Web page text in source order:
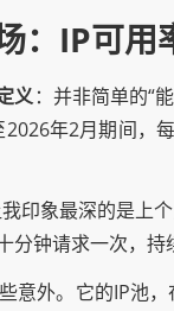
：IP可用
义：并非简单的“
年2月期间，
印象最深的是上
分钟请求一次，持
意外。它的IP池